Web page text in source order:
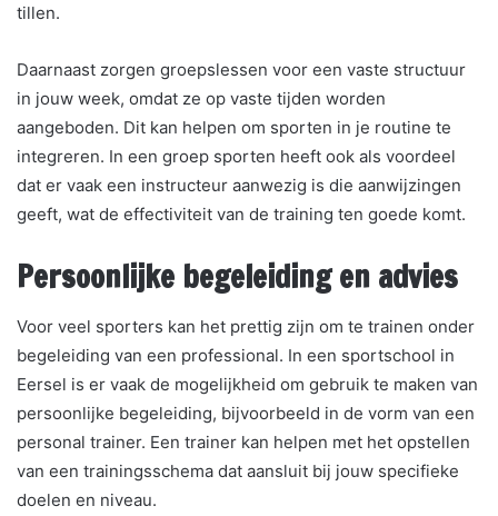
tillen.
Daarnaast zorgen groepslessen voor een vaste structuur
in jouw week, omdat ze op vaste tijden worden
aangeboden. Dit kan helpen om sporten in je routine te
integreren. In een groep sporten heeft ook als voordeel
dat er vaak een instructeur aanwezig is die aanwijzingen
geeft, wat de effectiviteit van de training ten goede komt.
Persoonlijke begeleiding en advies
Voor veel sporters kan het prettig zijn om te trainen onder
begeleiding van een professional. In een sportschool in
Eersel is er vaak de mogelijkheid om gebruik te maken van
persoonlijke begeleiding, bijvoorbeeld in de vorm van een
personal trainer. Een trainer kan helpen met het opstellen
van een trainingsschema dat aansluit bij jouw specifieke
doelen en niveau.